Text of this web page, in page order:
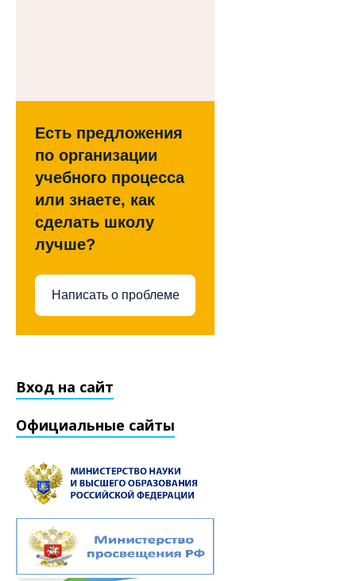
Есть предложения
по организации
учебного процесса
или знаете, как
сделать школу
лучше?
Написать о проблеме
Вход на сайт
Официальные сайты